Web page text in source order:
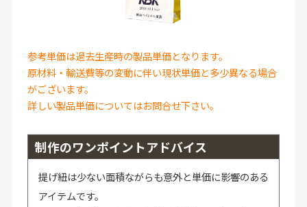
参考単価は過去生産時の製品単価となります。
原材料・輸送費等の変動に伴い現状単価と多少異なる場合
がございます。
詳しい製品単価についてはお問合せ下さい。
制作のワンポイントアドバイス
提げ紐は少ない面積ながらも意外と単価に影響のある
アイテムです。